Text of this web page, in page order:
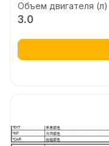
Объем двигателя (л)
3.0